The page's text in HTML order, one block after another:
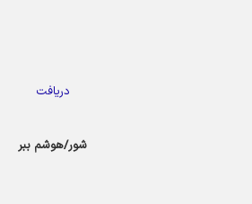
دریافت
شور/هوشم ببر